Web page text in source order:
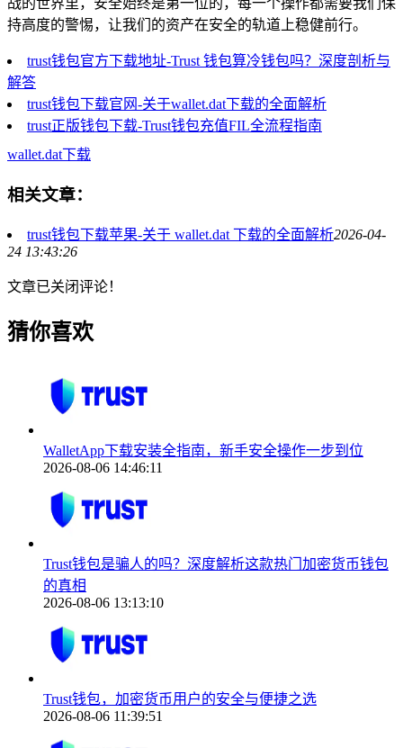
战的世界里，安全始终是第一位的，每一个操作都需要我们保
持高度的警惕，让我们的资产在安全的轨道上稳健前行。
trust钱包官方下载地址-Trust 钱包算冷钱包吗？深度剖析与
解答
trust钱包下载官网-关于wallet.dat下载的全面解析
trust正版钱包下载-Trust钱包充值FIL全流程指南
wallet.dat下载
相关文章：
trust钱包下载苹果-关于 wallet.dat 下载的全面解析2026-04-
24 13:43:26
文章已关闭评论！
猜你喜欢
WalletApp下载安装全指南，新手安全操作一步到位
2026-08-06 14:46:11
Trust钱包是骗人的吗？深度解析这款热门加密货币钱包
的真相
2026-08-06 13:13:10
Trust钱包，加密货币用户的安全与便捷之选
2026-08-06 11:39:51